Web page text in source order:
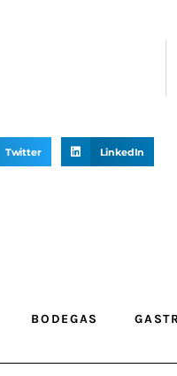
Twitter LinkedIn
BODEGAS